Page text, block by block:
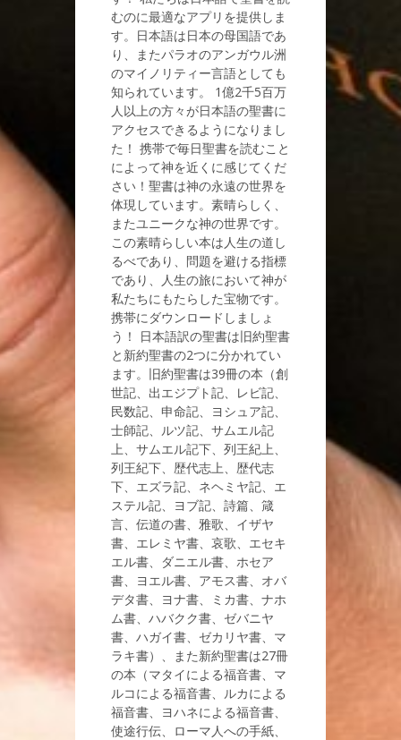
むのに最適なアプリを提供しま
す。日本語は日本の母国語であ
り、またパラオのアンガウル洲
のマイノリティー言語としても
知られています。 1億2千5百万
人以上の方々が日本語の聖書に
アクセスできるようになりまし
た！ 携帯で毎日聖書を読むこと
によって神を近くに感じてくだ
さい！聖書は神の永遠の世界を
体現しています。素晴らしく、
またユニークな神の世界です。
この素晴らしい本は人生の道し
るべであり、問題を避ける指標
であり、人生の旅において神が
私たちにもたらした宝物です。
携帯にダウンロードしましょ
う！ 日本語訳の聖書は旧約聖書
と新約聖書の2つに分かれてい
ます。旧約聖書は39冊の本（創
世記、出エジプト記、レビ記、
民数記、申命記、ヨシュア記、
士師記、ルツ記、サムエル記
上、サムエル記下、列王紀上、
列王紀下、歴代志上、歴代志
下、エズラ記、ネヘミヤ記、エ
ステル記、ヨブ記、詩篇、箴
言、伝道の書、雅歌、イザヤ
書、エレミヤ書、哀歌、エセキ
エル書、ダニエル書、ホセア
書、ヨエル書、アモス書、オバ
デタ書、ヨナ書、ミカ書、ナホ
ム書、ハバクク書、ゼバニヤ
書、ハガイ書、ゼカリヤ書、マ
ラキ書）、また新約聖書は27冊
の本（マタイによる福音書、マ
ルコによる福音書、ルカによる
福音書、ヨハネによる福音書、
使途行伝、ローマ人への手紙、